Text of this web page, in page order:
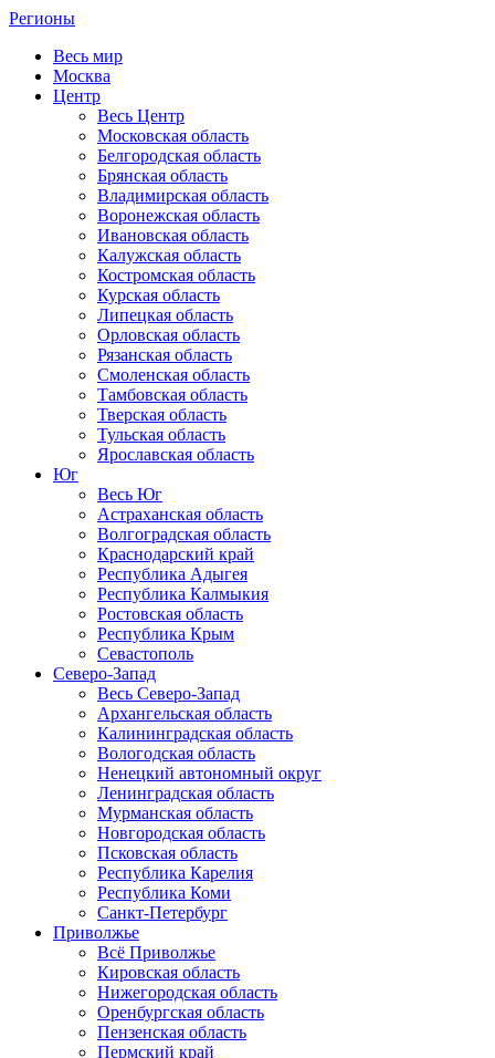
Регионы
Весь мир
Москва
Центр
Весь Центр
Московская область
Белгородская область
Брянская область
Владимирская область
Воронежская область
Ивановская область
Калужская область
Костромская область
Курская область
Липецкая область
Орловская область
Рязанская область
Смоленская область
Тамбовская область
Тверская область
Тульская область
Ярославская область
Юг
Весь Юг
Астраханская область
Волгоградская область
Краснодарский край
Республика Адыгея
Республика Калмыкия
Ростовская область
Республика Крым
Севастополь
Северо-Запад
Весь Северо-Запад
Архангельская область
Калининградская область
Вологодская область
Ненецкий автономный округ
Ленинградская область
Мурманская область
Новгородская область
Псковская область
Республика Карелия
Республика Коми
Санкт-Петербург
Приволжье
Всё Приволжье
Кировская область
Нижегородская область
Оренбургская область
Пензенская область
Пермский край